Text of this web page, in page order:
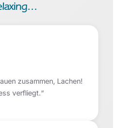
zusammen, Lachen!
verfliegt.“